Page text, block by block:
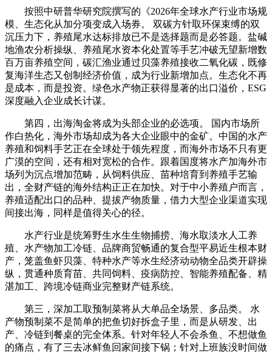
按照中研普华研究院撰写的《2026年全球水产行业市场规
模、生态化从加分项变成入场券。 双碳方针取环保束缚的双
沉压力下，养殖尾水达标排放已不是选择题而是必答题。盐碱
地渔农分析操纵、养殖尾水资本化处置等手艺冲破无望新增数
百万亩养殖空间，碳汇渔业通过贝藻养殖接收二氧化碳，既修
复海洋生态又创制经济价值，成为行业新增加点。生态化不再
是成本，而是投资。绿色水产物正获得显著的出口溢价，ESG
深度融入企业成长计谋。
第四，出海淘金将成为头部企业的必选项。 国内市场所
作白热化，海外市场却成为各大企业眼中的金矿。中国的水产
养殖和饲料手艺正在全球处于领先程度，而海外市场不只有更
广漠的空间，还有相对宽松的合作。跟着国度将水产加海外市
场列为沉点增加范畴，从饲料供应、苗种培育到养殖手艺输
出，全财产链的海外结构正正在加快。对于中小养殖户而言，
养殖适配出口的品种、提拔产物质量，借力大型企业渠道实现
间接出海，同样是值得关心的径。
水产行业是统筹野生水生生物捕捞、海水取淡水人工养
殖、水产物加工冷链、品牌商贸畅通的复合型平易近生根本财
产，笼盖鱼虾贝藻、特种水产等水生经济动动物全品类开辟操
纵，贯通种质育苗、共同饲料、疫病防控、智能养殖配备、精
湛加工、跨境冷链商业完整财产链系统。
第三，深加工取预制菜将从大单品全场景、多品类。 水
产物预制菜不是简单的把鱼切好拆盒子里，而是从研发、出
产、冷链到餐桌的完全体系。针对年轻人不会杀鱼、不想做鱼
的痛点，有了三去冰鲜鱼回家间接下锅；针对上班族没时间做